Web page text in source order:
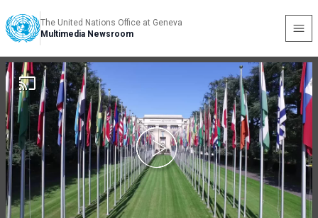
The United Nations Office at Geneva
Multimedia Newsroom